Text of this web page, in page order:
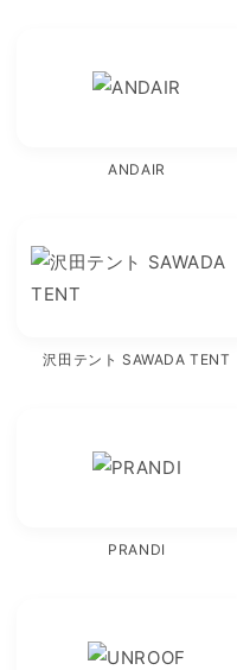
ANDAIR
沢田テント SAWADA TENT
PRANDI